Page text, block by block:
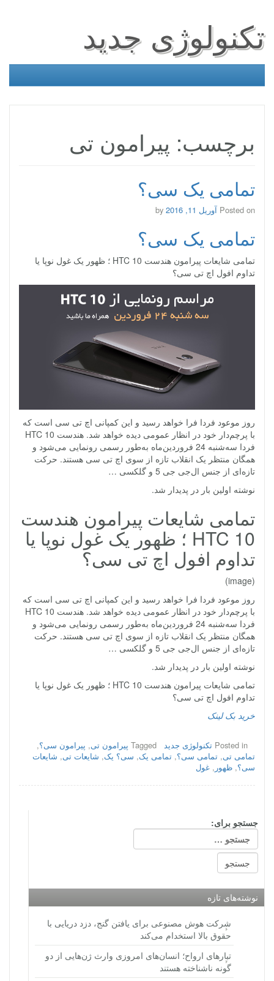
تکنولوژی جدید
برچسب: پیرامون تی
تمامی یک سی؟
Posted on آوریل 11, 2016
تمامی یک سی؟
تمامی شایعات پیرامون هندست HTC 10 ؛ ظهور یک غول نوپا یا
تداوم افول اچ تی سی؟
روز موعود فردا فرا خواهد رسید و این کمپانی اچ تی سی است که
با پرچم‌دار خود در انظار عمومی دیده خواهد شد. هندست HTC 10
فردا سه‌شنبه 24 فروردین‌ماه به‌طور رسمی رونمایی می‌شود و
همگان منتظر یک انقلاب تازه از سوی اچ تی سی هستند. حرکت
تازه‌ای از جنس ال‌جی جی 5 و گلکسی …
نوشته اولین بار در پدیدار شد.
تمامی شایعات پیرامون هندست
HTC 10 ؛ ظهور یک غول نوپا یا
تداوم افول اچ تی سی؟
(image)
روز موعود فردا فرا خواهد رسید و این کمپانی اچ تی سی است که
با پرچم‌دار خود در انظار عمومی دیده خواهد شد. هندست HTC 10
فردا سه‌شنبه 24 فروردین‌ماه به‌طور رسمی رونمایی می‌شود و
همگان منتظر یک انقلاب تازه از سوی اچ تی سی هستند. حرکت
تازه‌ای از جنس ال‌جی جی 5 و گلکسی …
نوشته اولین بار در پدیدار شد.
تمامی شایعات پیرامون هندست HTC 10 ؛ ظهور یک غول نوپا یا
تداوم افول اچ تی سی؟
خرید بک لینک
Posted in تکنولوژی جدید Tagged پیرامون تی, پیرامون سی؟,
تمامی تی, تمامی سی؟, تمامی یک, سی؟ یک, شایعات تی, شایعات
سی؟, ظهور , غول
جستجو برای:
نوشته‌های تازه
شرکت هوش مصنوعی برای یافتن گنج، دزد دریایی با
حقوق بالا استخدام می‌کند
تبارهای ارواح؛ انسان‌های امروزی وارث ژن‌هایی از دو
گونه ناشناخته هستند